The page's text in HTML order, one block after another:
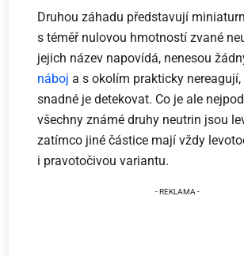
Druhou záhadu představují
s téměř nulovou hmotností zvané
jejich název napovídá, nenesou
náboj a s okolím prakticky
snadné je detekovat. Co je ale
všechny známé druhy neutrin jsou
zatímco jiné částice mají vždy
i pravotočivou variantu.